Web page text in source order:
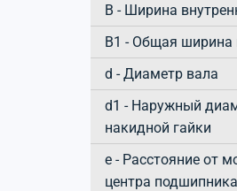
B - Ширина
B1 - Общая ширина
d - Диаметр вала
d1 - Наружный
накидной гайки
e - Расстояние от
центра подшипника